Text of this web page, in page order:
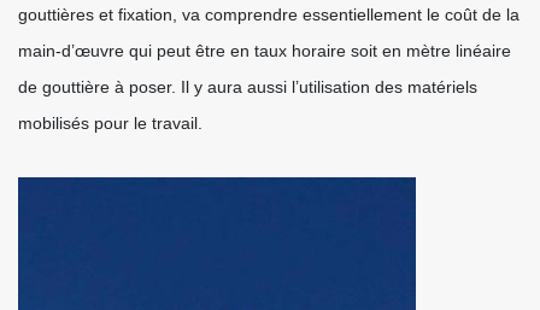
gouttières et fixation, va comprendre essentiellement le coût de la
main-d’œuvre qui peut être en taux horaire soit en mètre linéaire
de gouttière à poser. Il y aura aussi l’utilisation des matériels
mobilisés pour le travail.